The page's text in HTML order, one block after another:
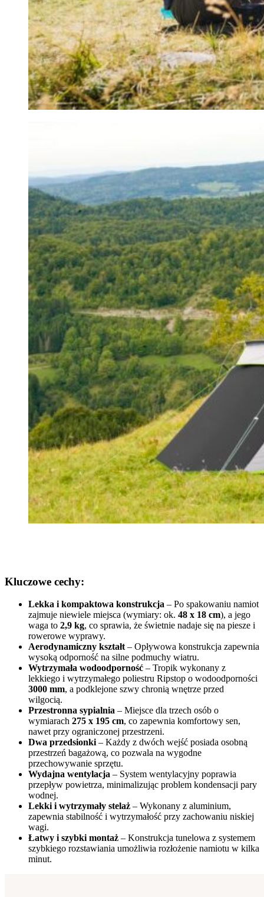
Kluczowe cechy:
Lekka i kompaktowa konstrukcja – Po spakowaniu namiot
zajmuje niewiele miejsca (wymiary: ok. 48 x 18 cm), a jego
waga to 2,9 kg, co sprawia, że świetnie nadaje się na piesze i
rowerowe wyprawy.
Aerodynamiczny kształt– Opływowa konstrukcja zapewnia
wysoką odporność na silne podmuchy wiatru.
Wytrzymała wodoodporność – Tropik wykonany z
lekkiego i wytrzymałego poliestru Ripstop o wodoodporności
3000 mm, a podklejone szwy chronią wnętrze przed
wilgocią.
Przestronna sypialnia – Miejsce dla trzech osób o
wymiarach 275 x 195 cm, co zapewnia komfortowy sen,
nawet przy ograniczonej przestrzeni.
Dwa przedsionki– Każdy z dwóch wejść posiada osobną
przestrzeń bagażową, co pozwala na wygodne
przechowywanie sprzętu.
Wydajna wentylacja – System wentylacyjny poprawia
przepływ powietrza, minimalizując problem kondensacji pary
wodnej.
Lekki i wytrzymały stelaż – Wykonany z aluminium,
zapewnia stabilność i wytrzymałość przy zachowaniu niskiej
wagi.
Łatwy i szybki montaż – Konstrukcja tunelowa z systemem
szybkiego rozstawiania umożliwia rozłożenie namiotu w kilka
minut.